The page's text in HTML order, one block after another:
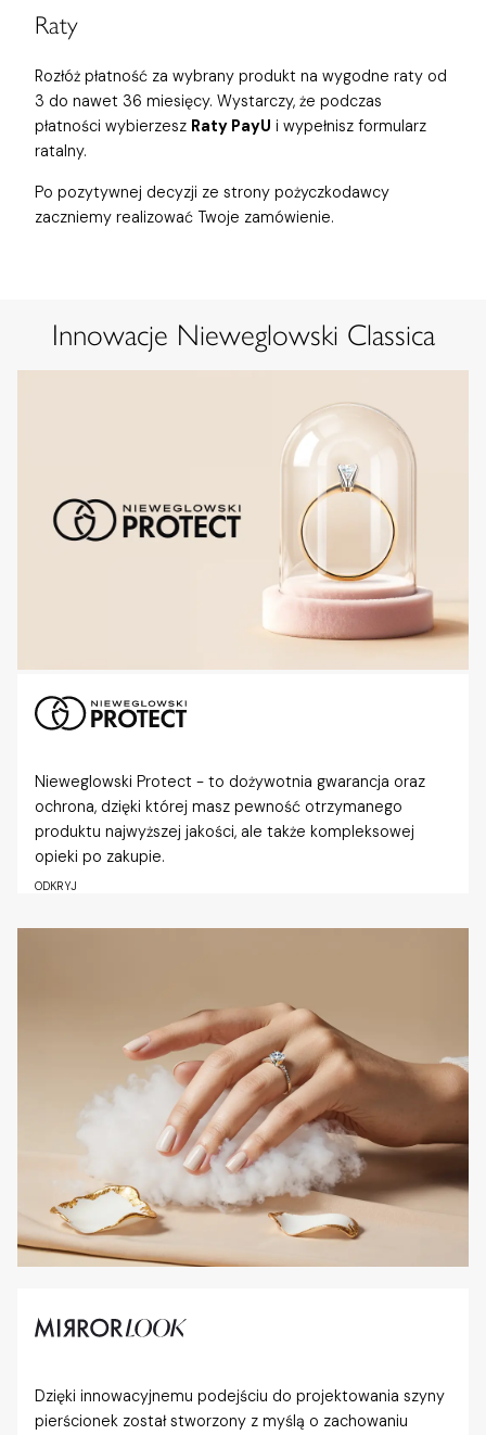
Raty
Rozłóż płatność za wybrany produkt na wygodne raty od
3 do nawet 36 miesięcy. Wystarczy, że podczas
płatności wybierzesz Raty PayU i wypełnisz formularz
ratalny.
Po pozytywnej decyzji ze strony pożyczkodawcy
zaczniemy realizować Twoje zamówienie.
Innowacje Nieweglowski Classica
Nieweglowski Protect - to dożywotnia gwarancja oraz
ochrona, dzięki której masz pewność otrzymanego
produktu najwyższej jakości, ale także kompleksowej
opieki po zakupie.
ODKRYJ
Dzięki innowacyjnemu podejściu do projektowania szyny
pierścionek został stworzony z myślą o zachowaniu